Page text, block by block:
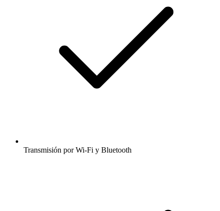
Transmisión por Wi-Fi y Bluetooth